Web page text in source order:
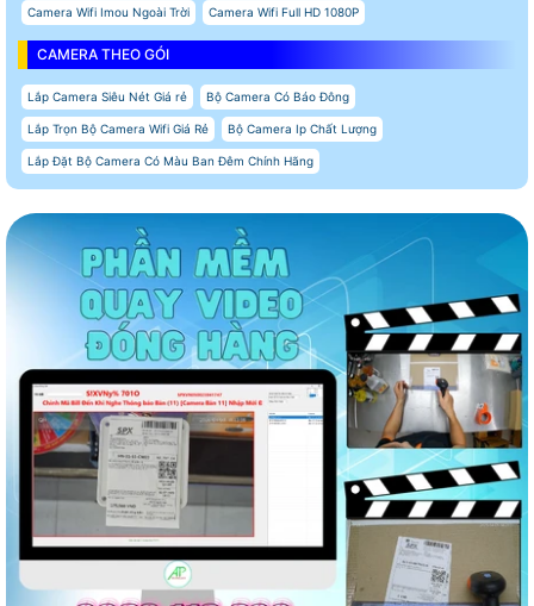
Camera Wifi Imou Ngoài Trời Camera Wifi Full HD 1080P
CAMERA THEO GÓI
Lắp Camera Siêu Nét Giá rẻ Bộ Camera Có Báo Đông
Lắp Trọn Bộ Camera Wifi Giá Rẻ Bộ Camera Ip Chất Lượng
Lắp Đặt Bộ Camera Có Màu Ban Đêm Chính Hãng